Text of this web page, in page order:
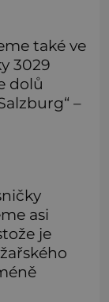
také ve
3029
dolů
–
asi
je